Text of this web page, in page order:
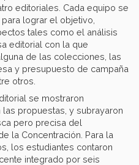
editoriales. Cada equipo se
lograr el objetivo,
tales como el análisis
editorial con la que
de las colecciones, las
y presupuesto de campaña
otros.
se mostraron
propuestas, y subrayaron
pero precisa del
la Concentración. Para la
los estudiantes contaron
integrado por seis